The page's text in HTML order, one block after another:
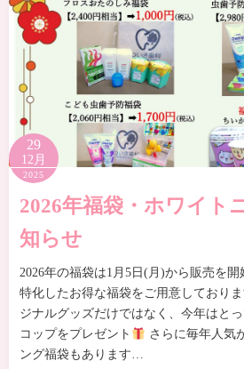
29
12月
2025
2026年福袋・ホワイト
知らせ
2026年の福袋は1月5日(月)から販売を開
特化したお得な福袋をご用意しており
ジナルグッズだけではなく、今年はと
コップをプレゼント
さらに毎年人気
ング福袋もあります…